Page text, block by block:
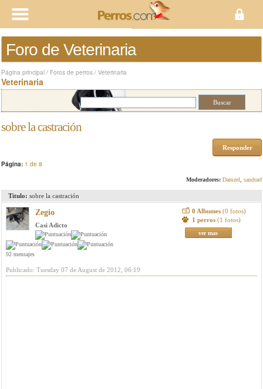
Foro de Veterinaria
Página principal / Foros de perros / Veterinaria
Veterinaria
sobre la castración
Responder
Página: 1 de 8
Moderadores: Damzel sandrarf
Titulo: sobre la castración
Zegio
Casi Adicto
92 mensajes
0 Albumes (0 fotos)
1 perros (1 fotos)
ver mas
Publicado: Tuesday 07 de August de 2012, 06:19